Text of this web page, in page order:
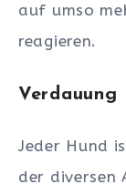
auf umso
reagieren.
Verdauung
Jeder Hund
der diversen